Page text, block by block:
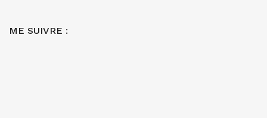
ME SUIVRE :